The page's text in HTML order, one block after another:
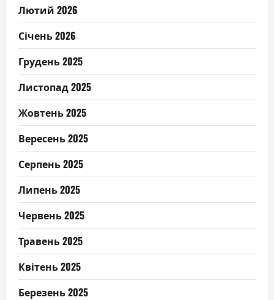
Лютий 2026
Січень 2026
Грудень 2025
Листопад 2025
Жовтень 2025
Вересень 2025
Серпень 2025
Липень 2025
Червень 2025
Травень 2025
Квітень 2025
Березень 2025